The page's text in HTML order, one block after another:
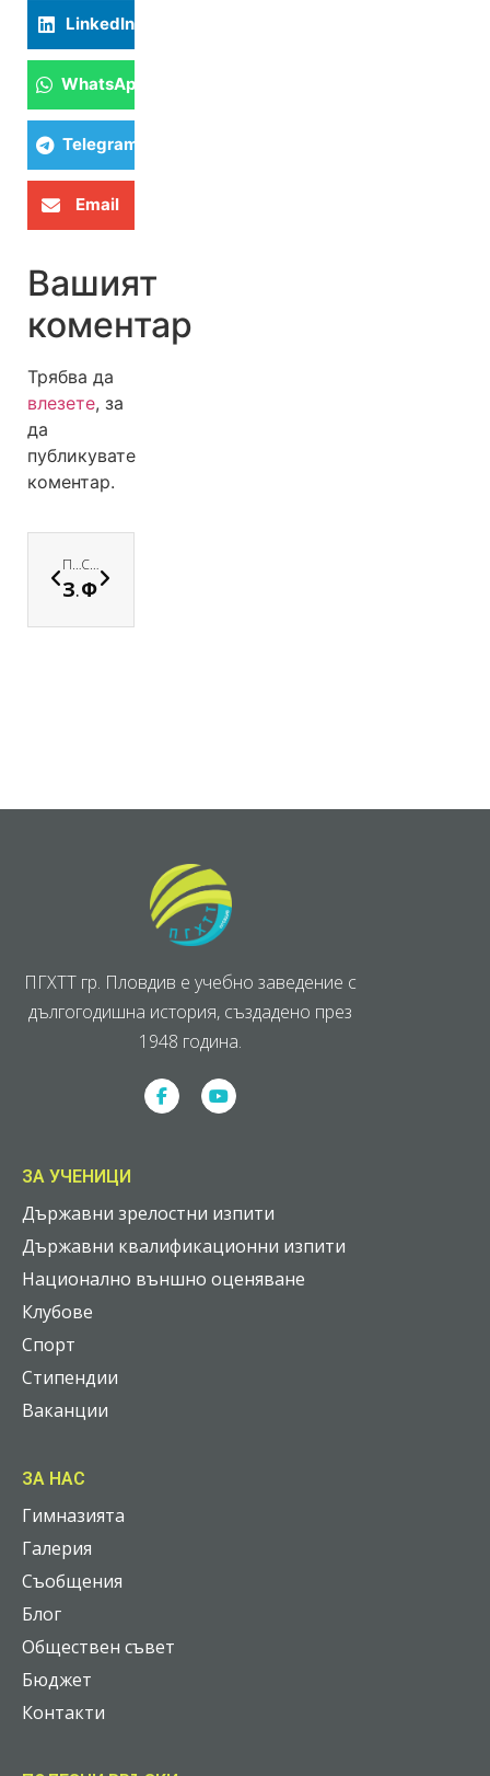
LinkedIn
WhatsApp
Telegram
Email
Вашият
коментар
Трябва да
влезете, за
да
публикувате
коментар.
ПРЕДИШНА
Защо да избереш ПГХТТ за детето си
СЛЕДВАЩА
Фокусираното учене – как и защо ти помага
ПГХТТ гр. Пловдив е учебно заведение с
дългогодишна история, създадено през
1948 година.
ЗА УЧЕНИЦИ
Държавни зрелостни изпити
Държавни квалификационни изпити
Национално външно оценяване
Клубове
Спорт
Стипендии
Ваканции
ЗА НАС
Гимназията
Галерия
Съобщения
Блог
Обществен съвет
Бюджет
Контакти